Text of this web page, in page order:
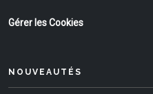
Gérer les Cookies
NOUVEAUTÉS